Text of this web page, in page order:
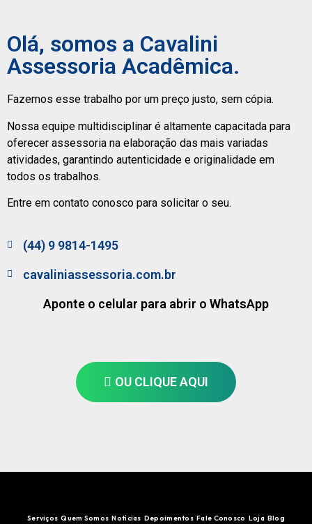
Olá, somos a Cavalini
Assessoria Acadêmica.
Fazemos esse trabalho por um preço justo, sem cópia.
Nossa equipe multidisciplinar é altamente capacitada para
oferecer assessoria na elaboração das mais variadas
atividades, garantindo autenticidade e originalidade em
todos os trabalhos.
Entre em contato conosco para solicitar o seu.
(44) 9 9814-1495
cavaliniassessoria.com.br
Aponte o celular para abrir o WhatsApp
OU CLIQUE AQUI
Serviços Quem Somos Notícias Depoimentos Fale Conosco Loja Blog